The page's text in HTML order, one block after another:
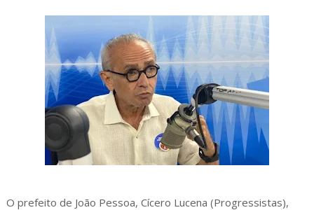
O prefeito de João Pessoa, Cícero Lucena (Progressistas),